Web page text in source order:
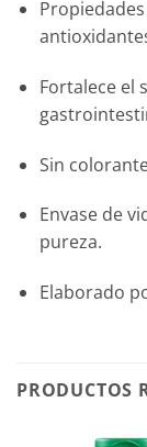
Fortalece el
Sin
Envase de
pureza.
Elaborado
PRODUCTOS